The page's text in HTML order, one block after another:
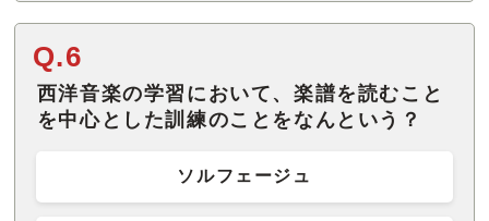
Q.6
西洋音楽の学習において、楽譜を読むこと
を中心とした訓練のことをなんという？
ソルフェージュ